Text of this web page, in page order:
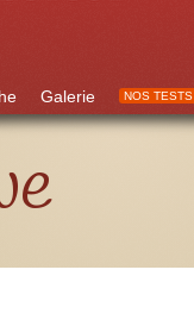
Galerie NOS TESTS